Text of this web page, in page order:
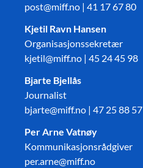
post@miff.no | 41 17 67 80
Kjetil Ravn Hansen
Organisasjonssekretær
kjetil@miff.no | 45 24 45 98
Bjarte Bjellås
Journalist
bjarte@miff.no | 47 25 88 57
Per Arne Vatnøy
Kommunikasjonsrådgiver
per.arne@miff.no